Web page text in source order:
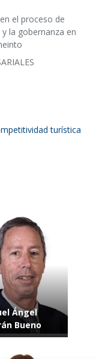
el proceso de
la gobernanza en
turística
Ángel
Bueno